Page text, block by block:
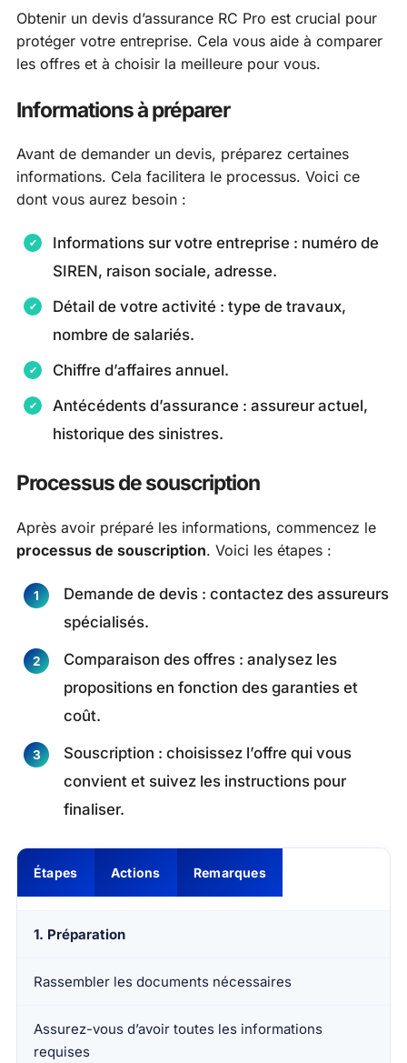
Obtenir un devis d’assurance RC Pro est crucial pour
protéger votre entreprise. Cela vous aide à comparer
les offres et à choisir la meilleure pour vous.
Informations à préparer
Avant de demander un devis, préparez certaines
informations. Cela facilitera le processus. Voici ce
dont vous aurez besoin :
Informations sur votre entreprise : numéro de
SIREN, raison sociale, adresse.
Détail de votre activité : type de travaux,
nombre de salariés.
Chiffre d’affaires annuel.
Antécédents d’assurance : assureur actuel,
historique des sinistres.
Processus de souscription
Après avoir préparé les informations, commencez le
processus de souscription. Voici les étapes :
Demande de devis : contactez des assureurs
spécialisés.
Comparaison des offres : analysez les
propositions en fonction des garanties et
coût.
Souscription : choisissez l’offre qui vous
convient et suivez les instructions pour
finaliser.
Étapes Actions Remarques
1. Préparation
Rassembler les documents nécessaires
Assurez-vous d’avoir toutes les informations
requises